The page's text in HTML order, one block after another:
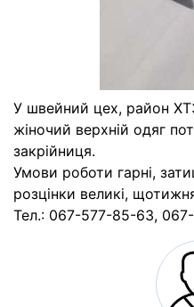
У швейний цех, район
жіночий верхній одяг
закрійниця.
Умови роботи гарні,
розцінки великі,
Тел.: 067-577-85-63,